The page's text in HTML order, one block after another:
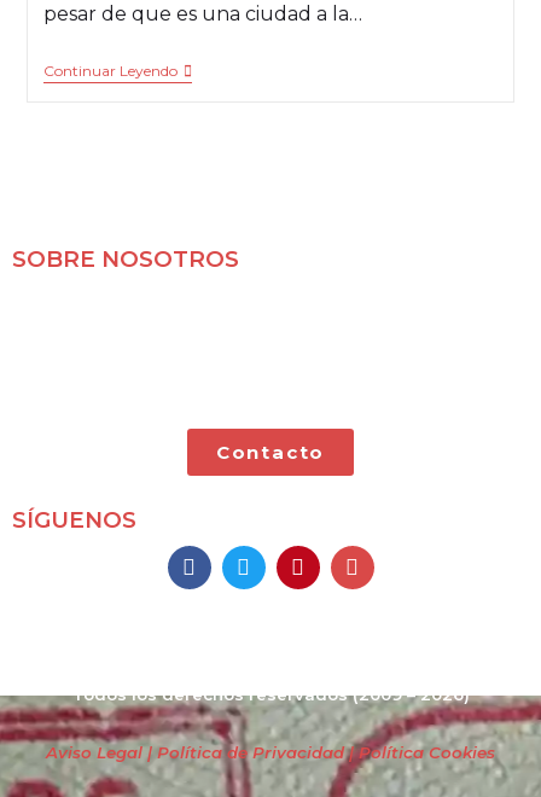
pesar de que es una ciudad a la…
Continuar Leyendo
SOBRE NOSOTROS
Contacto
SÍGUENOS
Todos los derechos reservados(2009 – 2026)
Aviso Legal | Política de Privacidad | Política Cookies